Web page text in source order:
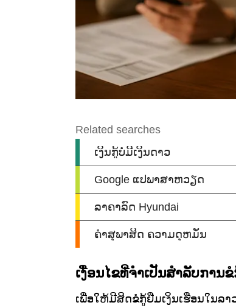
ເງື່ອນໄຂທີ່ຈຳເປັນສຳລັບການ
ເພື່ອໃຫ້ມີສິດຂໍກູ້ຢືມເງິນເຮືອນໃນລ